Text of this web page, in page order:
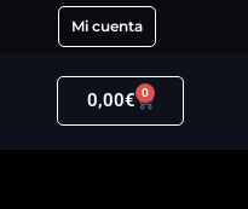
Mi cuenta
0,00€ 0
Carrito